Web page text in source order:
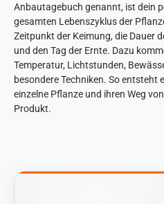
Anbautagebuch genannt, ist dein
gesamten Lebenszyklus der
Zeitpunkt der Keimung, die Dauer
und den Tag der Ernte. Dazu
Temperatur, Lichtstunden,
besondere Techniken. So entsteht
einzelne Pflanze und ihren Weg
Produkt.